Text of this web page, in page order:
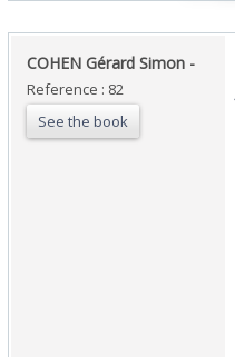
‎COHEN Gérard Simon -‎
Reference : 82
See the book